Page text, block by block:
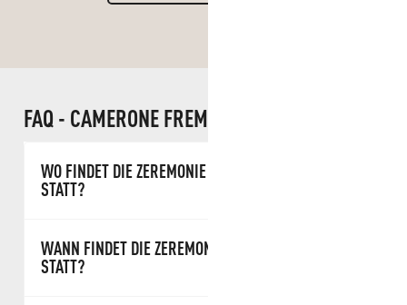
FAQ - CAMERONE FREMDENLEGION
WO FINDET DIE ZEREMONIE VON CAMERONE
STATT?
WANN FINDET DIE ZEREMONIE VON CAMERONE
STATT?